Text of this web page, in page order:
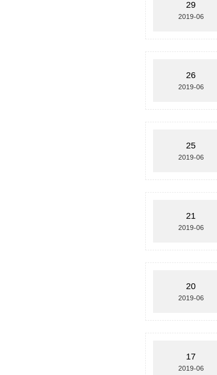
29
2019-06
26
2019-06
25
2019-06
21
2019-06
20
2019-06
17
2019-06